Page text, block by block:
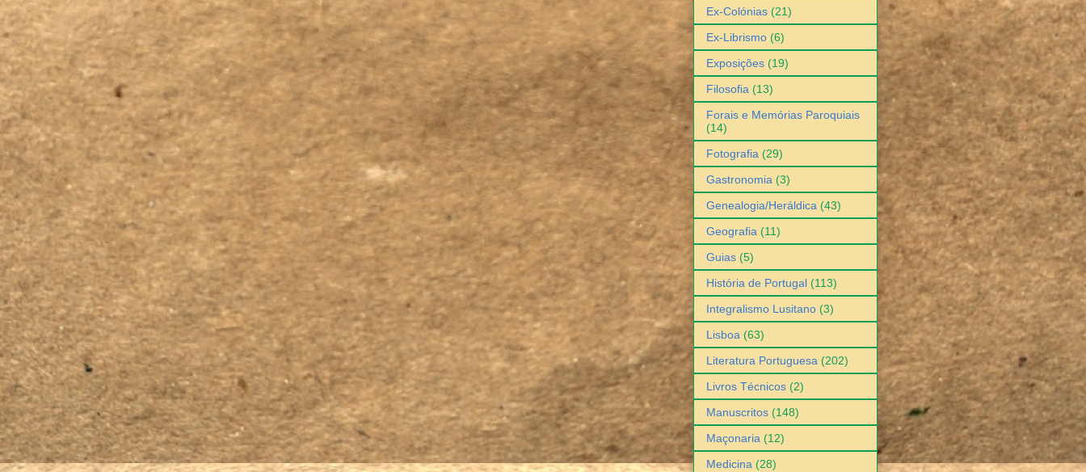
Ex-Colónias (21)
Ex-Librismo (6)
Exposições (19)
Filosofia (13)
Forais e Memórias Paroquiais
(14)
Fotografia (29)
Gastronomia (3)
Genealogia/Heráldica (43)
Geografia (11)
Guias (5)
História de Portugal (113)
Integralismo Lusitano (3)
Lisboa (63)
Literatura Portuguesa (202)
Livros Técnicos (2)
Manuscritos (148)
Maçonaria (12)
Medicina (28)